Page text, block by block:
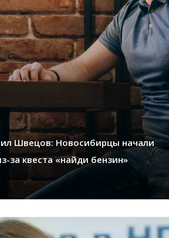
Швецов: Новосибирцы начали
за квеста «найди бензин»